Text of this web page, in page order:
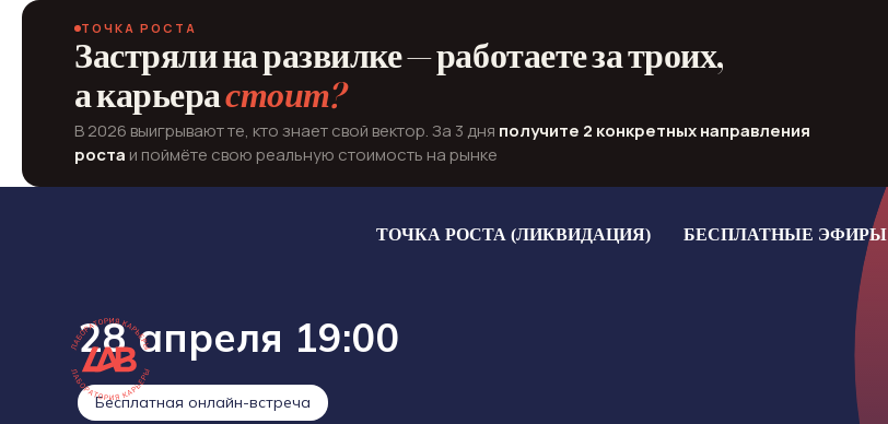
ТОЧКА РОСТА
Застряли на развилке — работаете за троих,
а карьерастоит?
В 2026 выигрывают те, кто знает свой вектор. За 3 дня получите 2 конкретных направления
роста и поймёте свою реальную стоимость на рынке
ТОЧКА РОСТА (ЛИКВИДАЦИЯ) БЕСПЛАТНЫЕ ЭФИРЫ
28 апреля 19:00
Бесплатная онлайн-встреча